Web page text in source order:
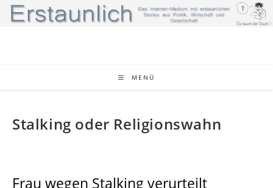
Zum
Inhalt
MENÜ
Stalking oder Religionswahn
Frau wegen Stalking verurteilt